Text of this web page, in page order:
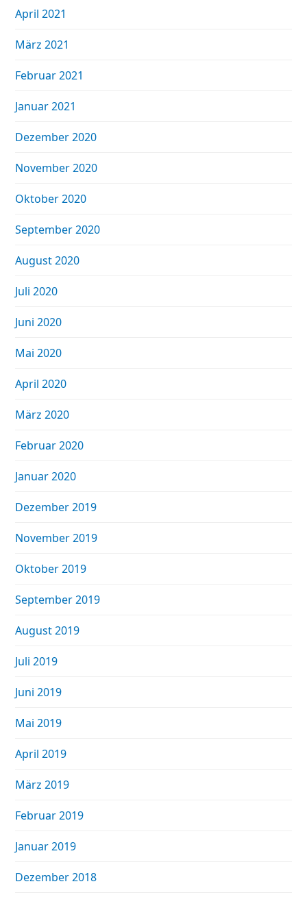
April 2021
März 2021
Februar 2021
Januar 2021
Dezember 2020
November 2020
Oktober 2020
September 2020
August 2020
Juli 2020
Juni 2020
Mai 2020
April 2020
März 2020
Februar 2020
Januar 2020
Dezember 2019
November 2019
Oktober 2019
September 2019
August 2019
Juli 2019
Juni 2019
Mai 2019
April 2019
März 2019
Februar 2019
Januar 2019
Dezember 2018